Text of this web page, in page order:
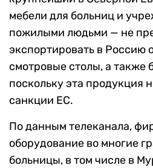
мебели для больниц и
пожилыми людьми — не
экспортировать в Россию
смотровые столы, а также
поскольку эта продукция
санкции ЕС.
По данным телеканала,
оборудование во многие
больницы, в том числе в